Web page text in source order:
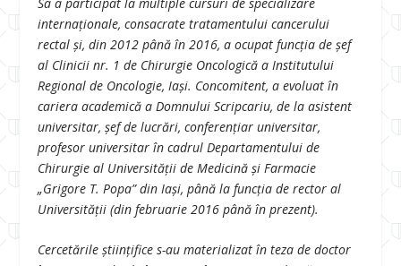
internaționale, consacrate tratamentului cancerului
rectal și, din 2012 până în 2016, a ocupat funcția de șef
al Clinicii nr. 1 de Chirurgie Oncologică a Institutului
Regional de Oncologie, Iași. Concomitent, a evoluat în
cariera academică a Domnului Scripcariu, de la asistent
universitar, șef de lucrări, conferențiar universitar,
profesor universitar în cadrul Departamentului de
Chirurgie al Universității de Medicină și Farmacie
„Grigore T. Popa” din Iași, până la funcția de rector al
Universității (din februarie 2016 până în prezent).
Cercetările ştiinţifice s-au materializat în teza de doctor